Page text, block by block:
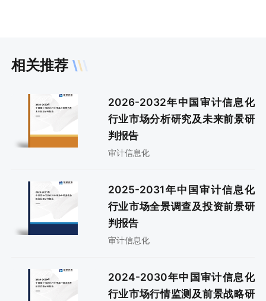
相关推荐
2026-2032年中国审计信息化
行业市场分析研究及未来前景研
判报告
审计信息化
2025-2031年中国审计信息化
行业市场全景调查及投资前景研
判报告
审计信息化
2024-2030年中国审计信息化
行业市场行情监测及前景战略研